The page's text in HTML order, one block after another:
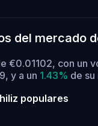
del mercado
€0.01102, con un
y a un 1.43% de
populares